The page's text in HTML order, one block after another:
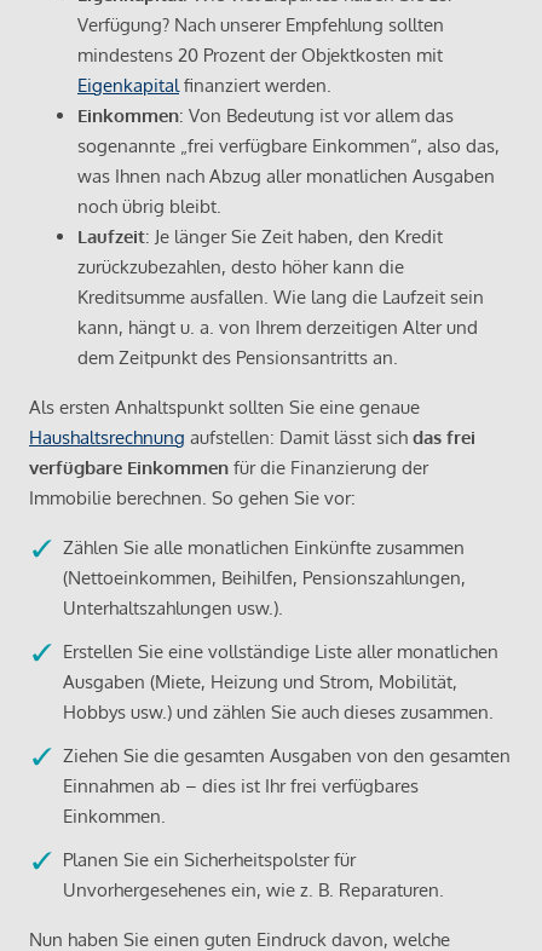
Verfügung? Nach unserer Empfehlung sollten
mindestens 20 Prozent der Objektkosten mit
Eigenkapital finanziert werden.
Einkommen: Von Bedeutung ist vor allem das
sogenannte „frei verfügbare Einkommen“, also das,
was Ihnen nach Abzug aller monatlichen Ausgaben
noch übrig bleibt.
Laufzeit: Je länger Sie Zeit haben, den Kredit
zurückzubezahlen, desto höher kann die
Kreditsumme ausfallen. Wie lang die Laufzeit sein
kann, hängt u. a. von Ihrem derzeitigen Alter und
dem Zeitpunkt des Pensionsantritts an.
Als ersten Anhaltspunkt sollten Sie eine genaue
Haushaltsrechnung aufstellen: Damit lässt sich das frei
verfügbare Einkommen für die Finanzierung der
Immobilie berechnen. So gehen Sie vor:
Zählen Sie alle monatlichen Einkünfte zusammen
(Nettoeinkommen, Beihilfen, Pensionszahlungen,
Unterhaltszahlungen usw.).
Erstellen Sie eine vollständige Liste aller monatlichen
Ausgaben (Miete, Heizung und Strom, Mobilität,
Hobbys usw.) und zählen Sie auch dieses zusammen.
Ziehen Sie die gesamten Ausgaben von den gesamten
Einnahmen ab – dies ist Ihr frei verfügbares
Einkommen.
Planen Sie ein Sicherheitspolster für
Unvorhergesehenes ein, wie z. B. Reparaturen.
Nun haben Sie einen guten Eindruck davon, welche